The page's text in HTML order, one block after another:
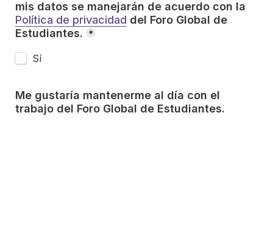
Política de privacidad del Foro Global de
Estudiantes.
*
Sí
Me gustaría mantenerme al día con el
trabajo del Foro Global de Estudiantes.